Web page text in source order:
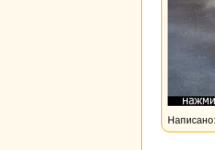
Написано: